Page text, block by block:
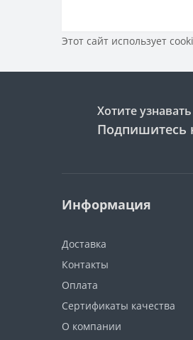
Этот сайт использует
Хотите
Подпишитесь
Информация
Доставка
Контакты
Оплата
Сертификаты качества
О компании